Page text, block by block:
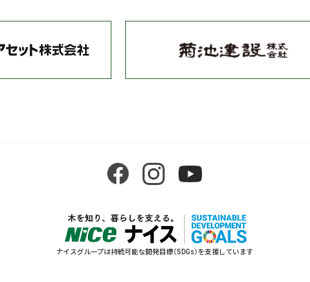
ナイスグループは持続可能な開発目標（SDGs）を支援しています